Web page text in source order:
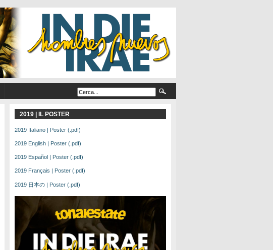
2019 | IL POSTER
2019 Italiano | Poster (.pdf)
2019 English | Poster (.pdf)
2019 Español | Poster (.pdf)
2019 Français | Poster (.pdf)
2019 日本の | Poster (.pdf)